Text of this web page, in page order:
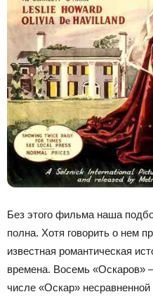
Без этого фильма наша
полна. Хотя говорить о нем
известная романтическая
времена. Восемь «Оскаров»
числе «Оскар»